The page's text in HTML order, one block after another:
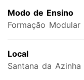
Modo de Ensino
Formação Modular
Local
Santana da Azinha